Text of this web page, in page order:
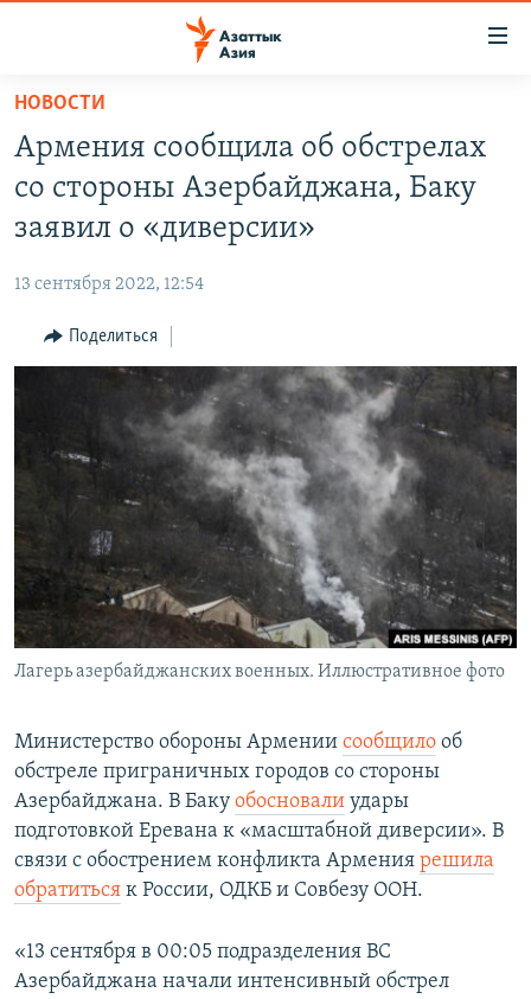
Вернуться
основному
содержанию
главной
навигации
Вернутся
поиску
КАЗАХСТАН
ТАДЖИКИСТАН
НОВОСТИ
ВОЙНА В УКРАИНЕ
ҚАЗАҚША
КЫРГЫЗЧА
TÜRKMENÇE
Все сайты РСЕ/РС
НОВОСТИ
Армения сообщила об обстрелах
со стороны Азербайджана, Баку
заявил о «диверсии»
13 сентября 2022, 12:54
Поделиться
Лагерь азербайджанских военных. Иллюстративное фото
Министерство обороны Армении сообщило об
обстреле приграничных городов со стороны
Азербайджана. В Баку обосновали удары
подготовкой Еревана к «масштабной диверсии». В
связи с обострением конфликта Армения решила
обратиться к России, ОДКБ и Совбезу ООН.
«13 сентября в 00:05 подразделения ВС
Азербайджана начали интенсивный обстрел